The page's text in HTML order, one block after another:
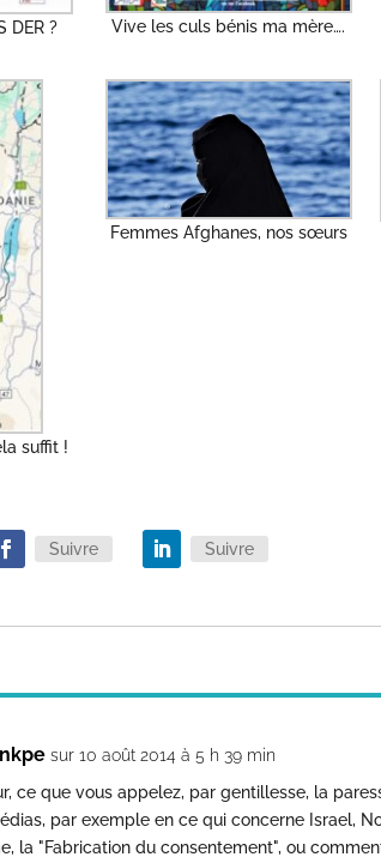
DER ? Vive les culs bénis ma mère….
suffit !
Femmes Afghanes, nos sœurs
Suivre Suivre
sur 10 août 2014 à 5 h 39 min
ce que vous appelez, par gentillesse, la
par exemple en ce qui concerne Israel,
la "Fabrication du consentement", ou